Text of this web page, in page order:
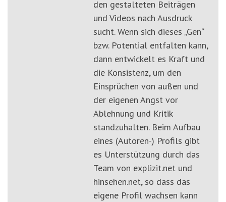
den gestalteten Beiträgen
und Videos nach Ausdruck
sucht. Wenn sich dieses „Gen“
bzw. Potential entfalten kann,
dann entwickelt es Kraft und
die Konsistenz, um den
Einsprüchen von außen und
der eigenen Angst vor
Ablehnung und Kritik
standzuhalten. Beim Aufbau
eines (Autoren-) Profils gibt
es Unterstützung durch das
Team von explizit.net und
hinsehen.net, so dass das
eigene Profil wachsen kann